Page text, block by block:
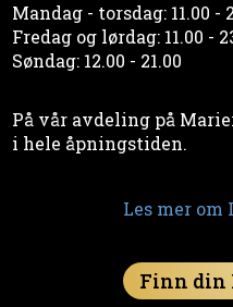
Mandag - torsdag: 11.00 -
Fredag og lørdag: 11.00 -
Søndag: 12.00 - 21.00
På vår avdeling på
i hele åpningstiden.
Les mer
Finn din